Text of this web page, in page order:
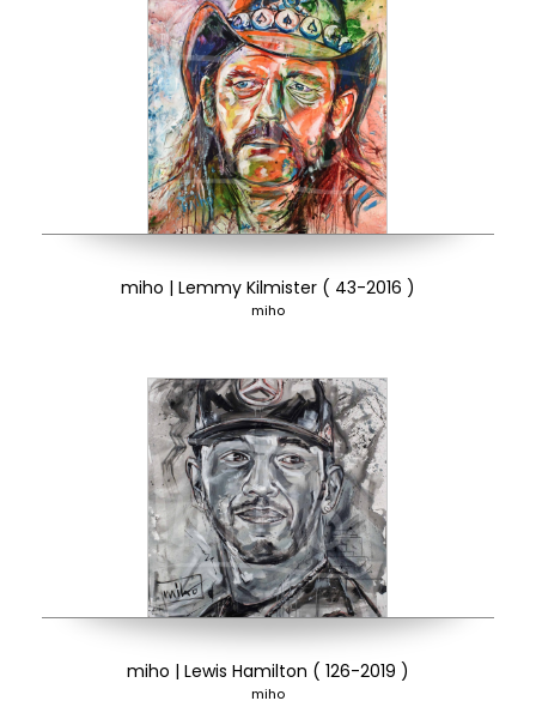
miho | Lemmy Kilmister ( 43-2016 )
miho
miho | Lewis Hamilton ( 126-2019 )
miho